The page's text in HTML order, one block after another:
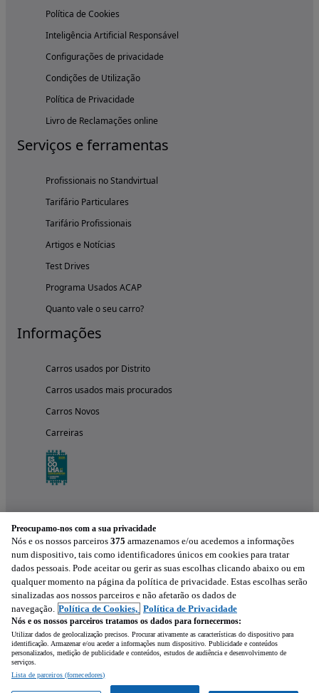
Política de Cookies
Inteligência Artificial Responsável
Configurações de privacidade
Condições de Utilização
Política de Privacidade
Livro de Reclamações online
Serviços e ferramentas
Profissionais no Standvirtual
Tarifário Particulares
Tarifário Profissionais
Artigos e Notícias
Test Drives
Programa Usados ACAP
Quanto vale o seu carro?
Informações
Carros usados por Distrito
Carros usados mais procurados
Carros Novos
Carreiras
Experimenta a aplicação
Preocupamo-nos com a sua privacidade
Nós e os nossos parceiros 375 armazenamos e/ou acedemos a informações
num dispositivo, tais como identificadores únicos em cookies para tratar
dados pessoais. Pode aceitar ou gerir as suas escolhas clicando abaixo ou em
qualquer momento na página da política de privacidade. Estas escolhas serão
sinalizadas aos nossos parceiros e não afetarão os dados de
navegação. Política de Cookies, Política de Privacidade
Nós e os nossos parceiros tratamos os dados para fornecermos:
Utilizar dados de geolocalização precisos. Procurar ativamente as características do dispositivo para
identificação. Armazenar e/ou aceder a informações num dispositivo. Publicidade e conteúdos
personalizados, medição de publicidade e conteúdos, estudos de audiência e desenvolvimento de
serviços.
Lista de parceiros (fornecedores)